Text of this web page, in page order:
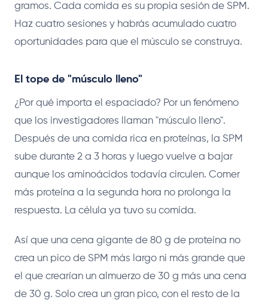
gramos. Cada comida es su propia sesión de SPM.
Haz cuatro sesiones y habrás acumulado cuatro
oportunidades para que el músculo se construya.
El tope de "músculo lleno"
¿Por qué importa el espaciado? Por un fenómeno
que los investigadores llaman "músculo lleno".
Después de una comida rica en proteínas, la SPM
sube durante 2 a 3 horas y luego vuelve a bajar
aunque los aminoácidos todavía circulen. Comer
más proteína a la segunda hora no prolonga la
respuesta. La célula ya tuvo su comida.
Así que una cena gigante de 80 g de proteína no
crea un pico de SPM más largo ni más grande que
el que crearían un almuerzo de 30 g más una cena
de 30 g. Solo crea un gran pico, con el resto de la